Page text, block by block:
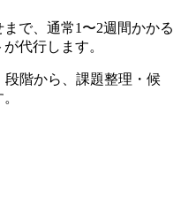
で、通常1〜2週間かかる
代行します。
段階から、課題整理・候